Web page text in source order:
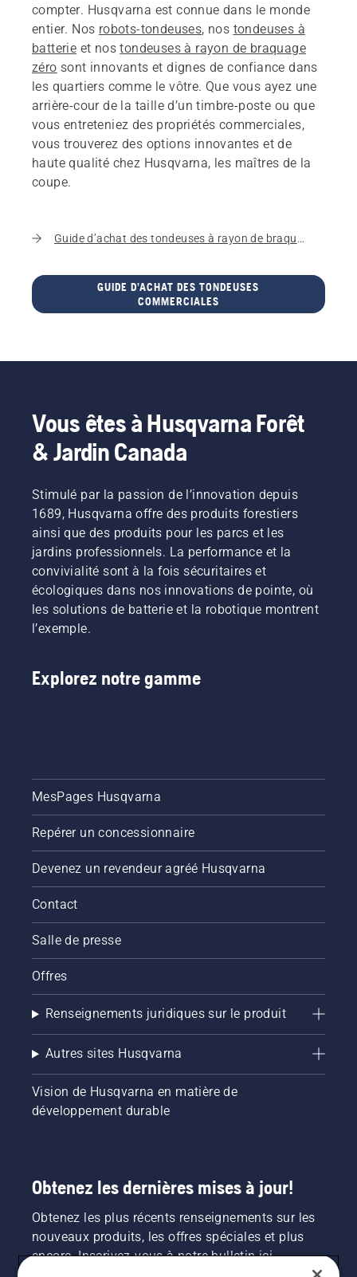
compter. Husqvarna est connue dans le monde
entier. Nos robots-tondeuses, nos tondeuses à
batterie et nostondeuses à rayon de braquage
zéro sont innovants et dignes de confiance dans
les quartiers comme le vôtre. Que vous ayez une
arrière-cour de la taille d’un timbre-poste ou que
vous entreteniez des propriétés commerciales,
vous trouverez des options innovantes et de
haute qualité chez Husqvarna, les maîtres de la
coupe.
Guide d’achat des tondeuses à rayon de braquage zéro
GUIDE D’ACHAT DES TONDEUSES
COMMERCIALES
Vous êtes à Husqvarna Forêt
& Jardin Canada
Stimulé par la passion de l’innovation depuis
1689, Husqvarna offre des produits forestiers
ainsi que des produits pour les parcs et les
jardins professionnels. La performance et la
convivialité sont à la fois sécuritaires et
écologiques dans nos innovations de pointe, où
les solutions de batterie et la robotique montrent
l’exemple.
Explorez notre gamme
MesPages Husqvarna
Repérer un concessionnaire
Devenez un revendeur agréé Husqvarna
Contact
Salle de presse
Offres
Renseignements juridiques sur le produit
Autres sites Husqvarna
Vision de Husqvarna en matière de
développement durable
Obtenez les dernières mises à jour!
Obtenez les plus récents renseignements sur les
nouveaux produits, les offres spéciales et plus
encore. Inscrivez-vous à notre bulletin ici.